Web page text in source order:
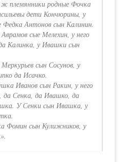
ж племянники родные Фочка
дети Кончюрины, у
Федка Антонов сын Калинин.
сые Мелехин, у него
Калинка, у Ивашки сын
сын Сосунов, у
да Исачко.
Иванов сын Ракин, у него
да Сенка, да Ивашко, да
У Сенки сын Ивашка, у
Фомин сын Кулижников, у